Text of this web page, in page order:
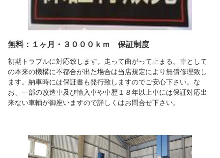
無料：１ヶ月・３０００ｋｍ 保証制度
初期トラブルに対応致します。走って曲がって止まる。車として
の本来の機構に不都合が出た場合は当店規定により無償修理致し
ます。納車時には保証書も発行致しますのでご安心下さい。な
お、一部の改造車及び輸入車や車歴１８年以上車には保証対応出
来ない車輌が御座いますので詳しくはお問合せ下さい。